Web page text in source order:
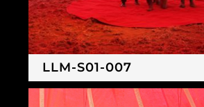
LLM-S01-007